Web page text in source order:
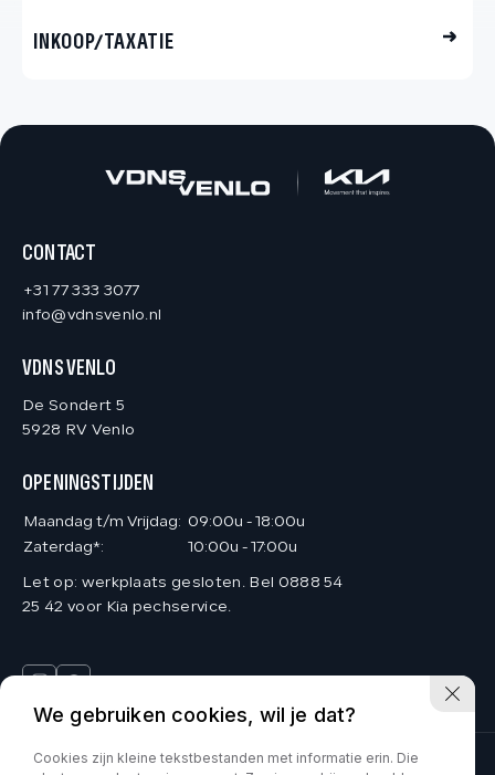
INKOOP/TAXATIE
CONTACT
+31 77 333 3077
info@vdnsvenlo.nl
VDNS VENLO
De Sondert 5
5928 RV Venlo
OPENINGSTIJDEN
Maandag t/m Vrijdag: 09:00u - 18:00u
Zaterdag*:
10:00u - 17:00u
Let op: werkplaats gesloten. Bel 0888 54
25 42 voor Kia pechservice.
We gebruiken cookies, wil je dat?
Cookies zijn kleine tekstbestanden met informatie erin. Die